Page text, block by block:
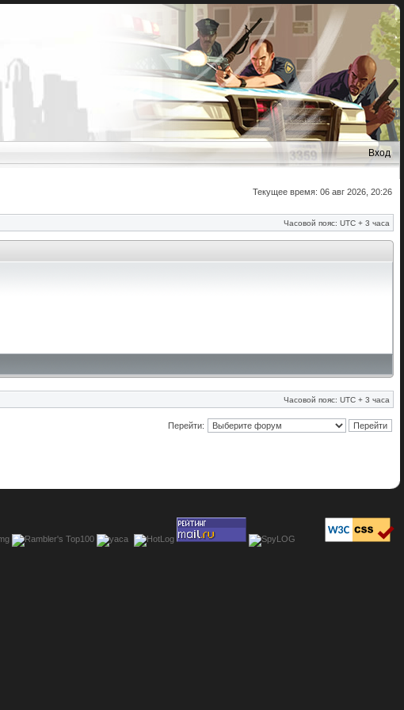
Вход
Текущее время: 06 авг 2026, 20:26
Часовой пояс: UTC + 3 часа
Часовой пояс: UTC + 3 часа
Перейти: